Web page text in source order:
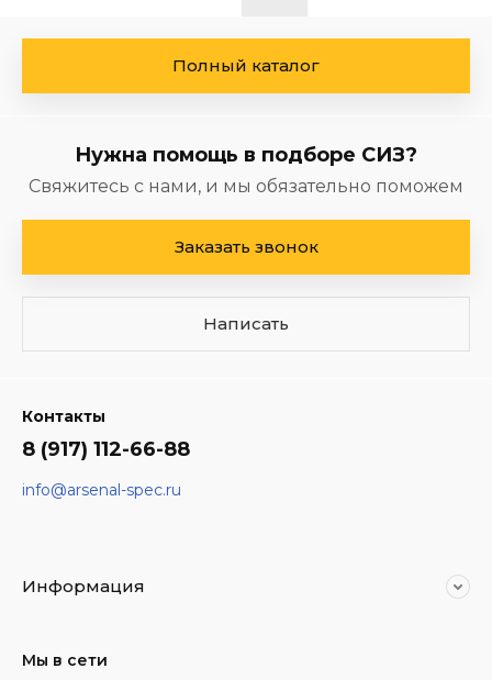
Полный каталог
Нужна помощь в подборе СИЗ?
Свяжитесь с нами, и мы обязательно поможем
Заказать звонок
Написать
Контакты
8 (917) 112-66-88
info@arsenal-spec.ru
Информация
Мы в сети